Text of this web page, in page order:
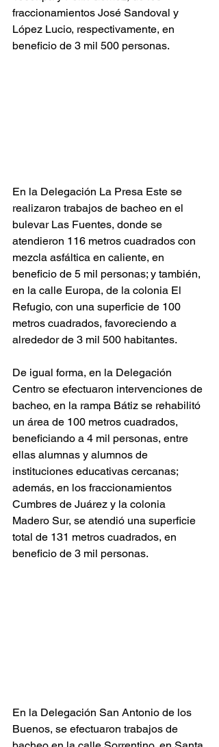
fraccionamientos José Sandoval y
López Lucio, respectivamente, en
beneficio de 3 mil 500 personas.
En la Delegación La Presa Este se
realizaron trabajos de bacheo en el
bulevar Las Fuentes, donde se
atendieron 116 metros cuadrados con
mezcla asfáltica en caliente, en
beneficio de 5 mil personas; y también,
en la calle Europa, de la colonia El
Refugio, con una superficie de 100
metros cuadrados, favoreciendo a
alrededor de 3 mil 500 habitantes.
De igual forma, en la Delegación
Centro se efectuaron intervenciones de
bacheo, en la rampa Bátiz se rehabilitó
un área de 100 metros cuadrados,
beneficiando a 4 mil personas, entre
ellas alumnas y alumnos de
instituciones educativas cercanas;
además, en los fraccionamientos
Cumbres de Juárez y la colonia
Madero Sur, se atendió una superficie
total de 131 metros cuadrados, en
beneficio de 3 mil personas.
En la Delegación San Antonio de los
Buenos, se efectuaron trabajos de